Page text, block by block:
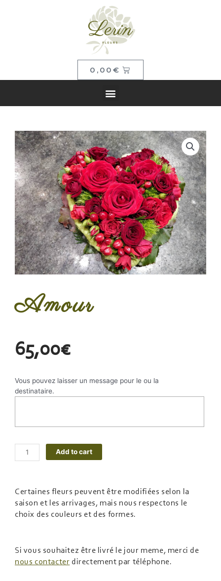
0,00 €
Amour
65,00€
Vous pouvez laisser un message pour le ou la
destinataire.
Add to cart
Certaines fleurs peuvent être modifiées selon la
saison et les arrivages, mais nous respectons le
choix des couleurs et des formes.
Si vous souhaitez être livré le jour meme, merci de
nous contacter directement par téléphone.